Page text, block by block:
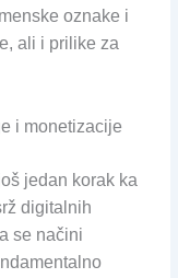
oznake i
ali i prilike za
i monetizacije
jedan korak ka
digitalnih
se načini